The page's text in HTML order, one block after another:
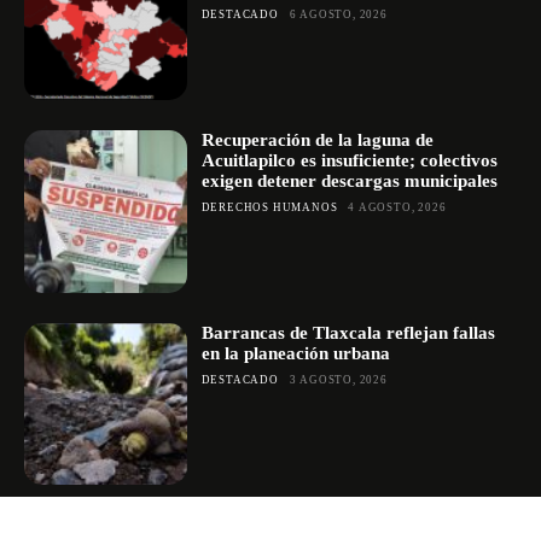
DESTACADO 6 AGOSTO, 2026
Recuperación de la laguna de
Acuitlapilco es insuficiente; colectivos
exigen detener descargas municipales
DERECHOS HUMANOS 4 AGOSTO, 2026
Barrancas de Tlaxcala reflejan fallas
en la planeación urbana
DESTACADO 3 AGOSTO, 2026